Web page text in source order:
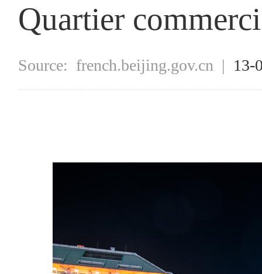
Quartier
Source: french.beijing.gov.cn |